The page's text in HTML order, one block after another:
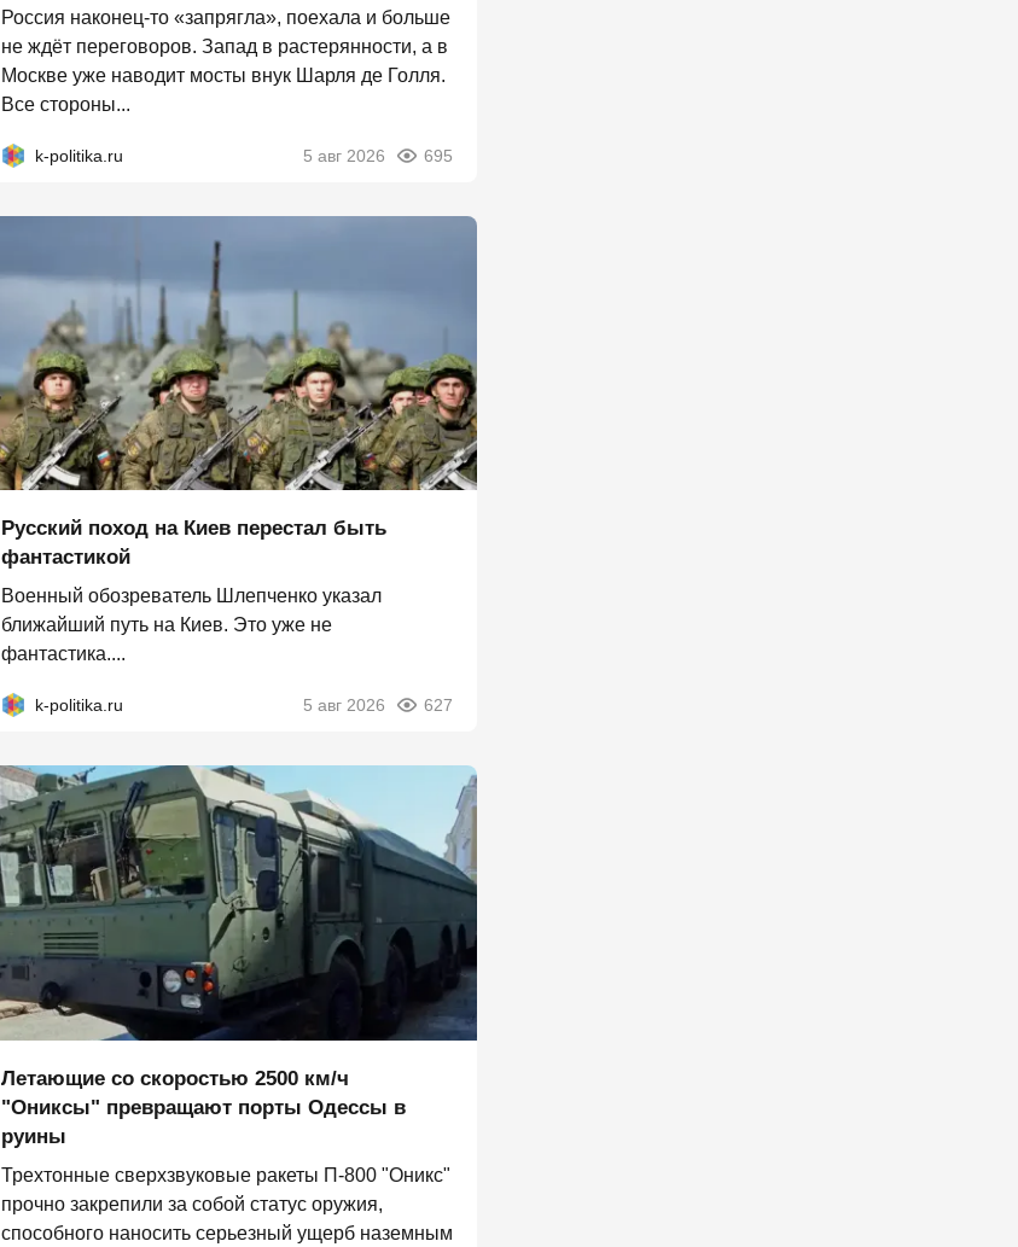
Россия наконец-то «запрягла», поехала и больше
не ждёт переговоров. Запад в растерянности, а в
Москве уже наводит мосты внук Шарля де Голля.
Все стороны...
k-politika.ru 5 авг 2026 695
Русский поход на Киев перестал быть
фантастикой
Военный обозреватель Шлепченко указал
ближайший путь на Киев. Это уже не
фантастика....
k-politika.ru 5 авг 2026 627
Летающие со скоростью 2500 км/ч
"Ониксы" превращают порты Одессы в
руины
Трехтонные сверхзвуковые ракеты П‑800 "Оникс"
прочно закрепили за собой статус оружия,
способного наносить серьезный ущерб наземным